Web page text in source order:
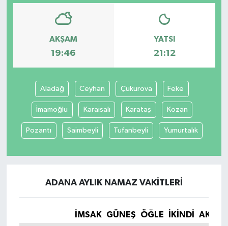
AKŞAM
19:46
YATSI
21:12
Aladağ Ceyhan Çukurova Feke
İmamoğlu Karaisalı Karataş Kozan
Pozantı Saimbeyli Tufanbeyli Yumurtalık
ADANA AYLIK NAMAZ VAKITLERI
İMSAK GÜNEŞ ÖĞLE İKINDI